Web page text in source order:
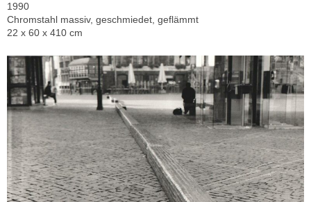
1990
Chromstahl massiv, geschmiedet, geflämmt
22 x 60 x 410 cm